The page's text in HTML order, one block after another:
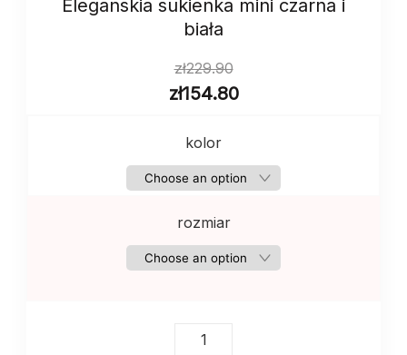
Eleganskia sukienka mini czarna i
biała
zł229.90
zł154.80
kolor
rozmiar
Eleganskia